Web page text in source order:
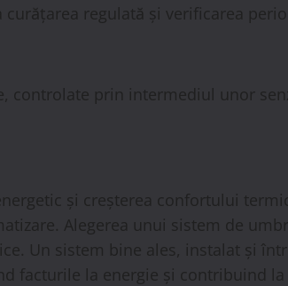
regulată și verificarea
controlate prin intermediul unor
și creșterea confortului
Alegerea unui sistem de
Un sistem bine ales, instalat și
facturile la energie și contribuind